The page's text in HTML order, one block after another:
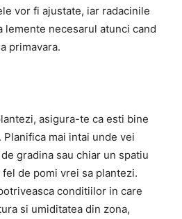
vor fi ajustate, iar radacinile
necesarul atunci cand
primavara.
asigura-te ca esti bine
mai intai unde vei
gradina sau chiar un spatiu
de pomi vrei sa plantezi.
conditiilor in care
si umiditatea din zona,